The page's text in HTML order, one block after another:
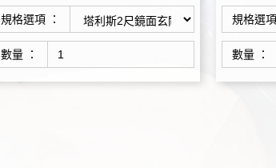
規格選項 ：
數量 ：
規格選項
數量 ：